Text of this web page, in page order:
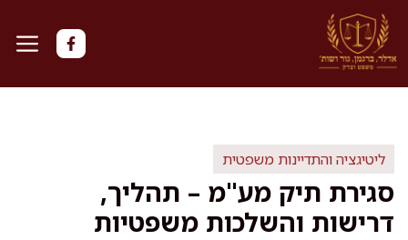
לדלג
לתוכן
ליטיגציה והתדיינות משפטית
סגירת תיק מע"מ – תהליך,
דרישות והשלכות משפטיות